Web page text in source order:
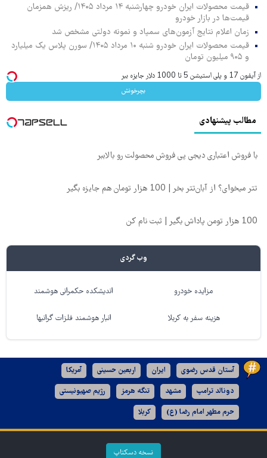
قیمت محصولات ایران خودرو چهارشنبه ۱۴ مرداد ۱۴۰۵/ ریزش همزمان
قیمت‌ها در بازار خودرو
زمان اعلام نتایج آزمون‌های سمپاد و نمونه دولتی مشخص شد
قیمت محصولات ایران خودرو شنبه ۱۰ مرداد ۱۴۰۵/ سورن پلاس یک میلیارد
و ۹۰۵ میلیون تومان
از آیفون 17 و پلی استیشن 5 تا 1000 دلار جایزه ببر
بچرخونش
مطالب پیشنهادی
با فروش اعتباری دیجی پی فروش محصولت رو بالاببر
تتر میخوای؟ از آبان‌تتر بخر | 100 هزار تومان هم جایزه بگیر
100 هزار تومن پاداش بگیر | ثبت نام کن
وب گردی
مزایده خودرو اندیشکده حکمرانی هوشمند
هزینه سفر به کربلا انبار هوشمند فلزات گرانبها
آستان قدس رضوی ایران اربعین حسینی آمریکا
دونالد ترامپ مشهد تنگه هرمز رژیم صهیونیستی
حرم مطهر امام رضا (ع) کربلا
نسخه دسکتاپ